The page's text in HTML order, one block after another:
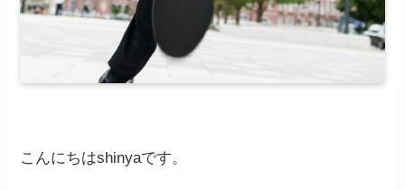
こんにちはshinyaです。